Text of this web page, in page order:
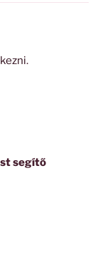
.
segítő